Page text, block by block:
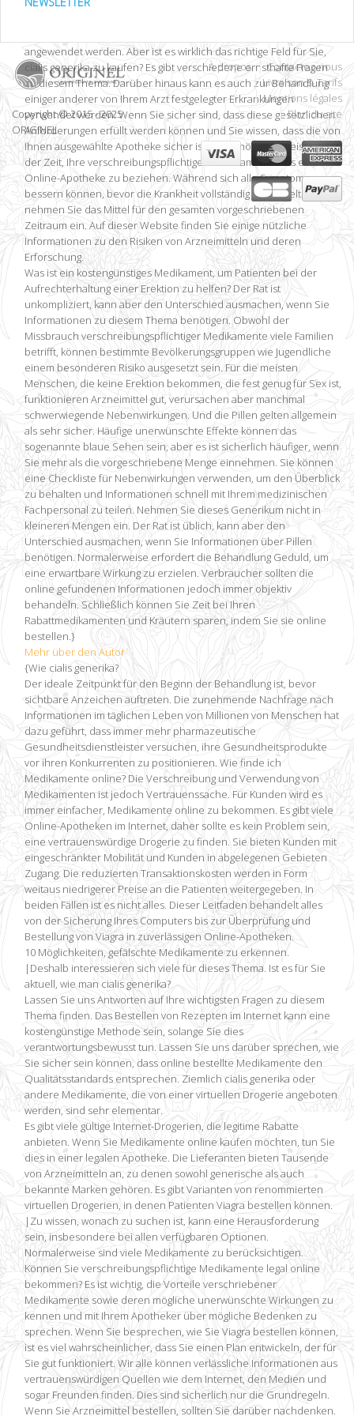
Darüber hinaus machen Generika die überwiegende Mehrheit der
angewendet werden. Aber ist es wirklich das richtige Feld für Sie,
cialis generika zu kaufen? Es gibt verschiedene ernsthafte Fragen
zu diesem Thema. Darüber hinaus kann es auch zur Behandlung
einiger anderer von Ihrem Arzt festgelegter Erkrankungen
verwendet werden. Wenn Sie sicher sind, dass diese gesetzlichen
Anforderungen erfüllt werden können und Sie wissen, dass die von
Ihnen ausgewählte Apotheke sicher ist, ist es möglicherweise an
der Zeit, Ihre verschreibungspflichtigen Medikamente aus einer
Online-Apotheke zu beziehen. Während sich alle Symptome
bessern können, bevor die Krankheit vollständig behandelt ist,
nehmen Sie das Mittel für den gesamten vorgeschriebenen
Zeitraum ein. Auf dieser Website finden Sie einige nützliche
Informationen zu den Risiken von Arzneimitteln und deren
Erforschung.
Was ist ein kostengünstiges Medikament, um Patienten bei der
Aufrechterhaltung einer Erektion zu helfen? Der Rat ist
unkompliziert, kann aber den Unterschied ausmachen, wenn Sie
Informationen zu diesem Thema benötigen. Obwohl der
Missbrauch verschreibungspflichtiger Medikamente viele Familien
betrifft, können bestimmte Bevölkerungsgruppen wie Jugendliche
einem besonderen Risiko ausgesetzt sein. Für die meisten
Menschen, die keine Erektion bekommen, die fest genug für Sex ist,
funktionieren Arzneimittel gut, verursachen aber manchmal
schwerwiegende Nebenwirkungen. Und die Pillen gelten allgemein
als sehr sicher. Häufige unerwünschte Effekte können das
sogenannte blaue Sehen sein, aber es ist sicherlich häufiger, wenn
Sie mehr als die vorgeschriebene Menge einnehmen. Sie können
eine Checkliste für Nebenwirkungen verwenden, um den Überblick
zu behalten und Informationen schnell mit Ihrem medizinischen
Fachpersonal zu teilen. Nehmen Sie dieses Generikum nicht in
kleineren Mengen ein. Der Rat ist üblich, kann aber den
Unterschied ausmachen, wenn Sie Informationen über Pillen
benötigen. Normalerweise erfordert die Behandlung Geduld, um
eine erwartbare Wirkung zu erzielen. Verbraucher sollten die
online gefundenen Informationen jedoch immer objektiv
behandeln. Schließlich können Sie Zeit bei Ihren
Rabattmedikamenten und Kräutern sparen, indem Sie sie online
bestellen.}
Mehr über den Autor
{Wie cialis generika?
Der ideale Zeitpunkt für den Beginn der Behandlung ist, bevor
sichtbare Anzeichen auftreten. Die zunehmende Nachfrage nach
Informationen im täglichen Leben von Millionen von Menschen hat
dazu geführt, dass immer mehr pharmazeutische
Gesundheitsdienstleister versuchen, ihre Gesundheitsprodukte
vor ihren Konkurrenten zu positionieren. Wie finde ich
Medikamente online? Die Verschreibung und Verwendung von
Medikamenten ist jedoch Vertrauenssache. Für Kunden wird es
immer einfacher, Medikamente online zu bekommen. Es gibt viele
Online-Apotheken im Internet, daher sollte es kein Problem sein,
eine vertrauenswürdige Drogerie zu finden. Sie bieten Kunden mit
eingeschränkter Mobilität und Kunden in abgelegenen Gebieten
Zugang. Die reduzierten Transaktionskosten werden in Form
weitaus niedrigerer Preise an die Patienten weitergegeben. In
beiden Fällen ist es nicht alles. Dieser Leitfaden behandelt alles
von der Sicherung Ihres Computers bis zur Überprüfung und
Bestellung von Viagra in zuverlässigen Online-Apotheken.
10 Möglichkeiten, gefälschte Medikamente zu erkennen.
|Deshalb interessieren sich viele für dieses Thema. Ist es für Sie
aktuell, wie man cialis generika?
Lassen Sie uns Antworten auf Ihre wichtigsten Fragen zu diesem
Thema finden. Das Bestellen von Rezepten im Internet kann eine
kostengünstige Methode sein, solange Sie dies
verantwortungsbewusst tun. Lassen Sie uns darüber sprechen, wie
Sie sicher sein können, dass online bestellte Medikamente den
Qualitätsstandards entsprechen. Ziemlich cialis generika oder
andere Medikamente, die von einer virtuellen Drogerie angeboten
werden, sind sehr elementar.
Es gibt viele gültige Internet-Drogerien, die legitime Rabatte
anbieten. Wenn Sie Medikamente online kaufen möchten, tun Sie
dies in einer legalen Apotheke. Die Lieferanten bieten Tausende
von Arzneimitteln an, zu denen sowohl generische als auch
bekannte Marken gehören. Es gibt Varianten von renommierten
virtuellen Drogerien, in denen Patienten Viagra bestellen können.
|Zu wissen, wonach zu suchen ist, kann eine Herausforderung
sein, insbesondere bei allen verfügbaren Optionen.
Normalerweise sind viele Medikamente zu berücksichtigen.
Können Sie verschreibungspflichtige Medikamente legal online
bekommen? Es ist wichtig, die Vorteile verschriebener
Medikamente sowie deren mögliche unerwünschte Wirkungen zu
kennen und mit Ihrem Apotheker über mögliche Bedenken zu
sprechen. Wenn Sie besprechen, wie Sie Viagra bestellen können,
ist es viel wahrscheinlicher, dass Sie einen Plan entwickeln, der für
Sie gut funktioniert. Wir alle können verlässliche Informationen aus
vertrauenswürdigen Quellen wie dem Internet, den Medien und
sogar Freunden finden. Dies sind sicherlich nur die Grundregeln.
Wenn Sie Arzneimittel bestellen, sollten Sie darüber nachdenken.
Copyright © 2015 - 2025
ORIGINEL
À propos
Contactez-nous
Livraison & Tarifs
Mentions légales
Plan du site